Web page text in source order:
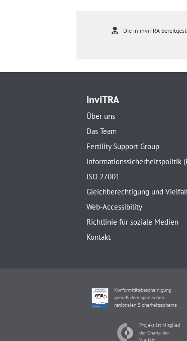
Die in inviTRA
inviTRA
Über uns
Das Team
Fertility Support Group
Informationssicherheitspolitik
ISO 27001
Gleichberechtigung und
Web-Accessibility
Richtlinie für soziale Medien
Kontakt
Konformitätsbescheinigung
gemäß dem spanischen
nationalen Sicherheitsschema
Projekt ist Mitglied
der Charta der